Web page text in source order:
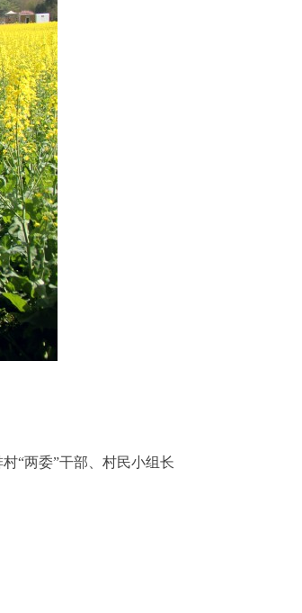
村“两委”干部、村民小组长